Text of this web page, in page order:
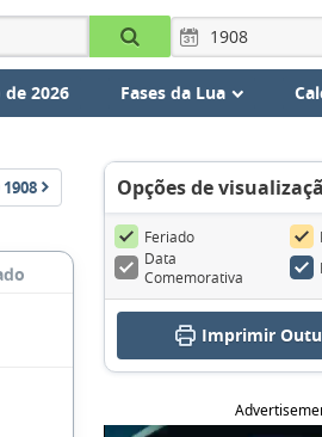
2026 Fases da Lua
1908 Opções de
Feriado
Data
Comemorativa
Imprimir